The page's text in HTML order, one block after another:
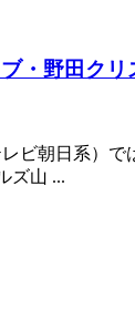
・野田ク
ビ朝日系）
ズ山 ...